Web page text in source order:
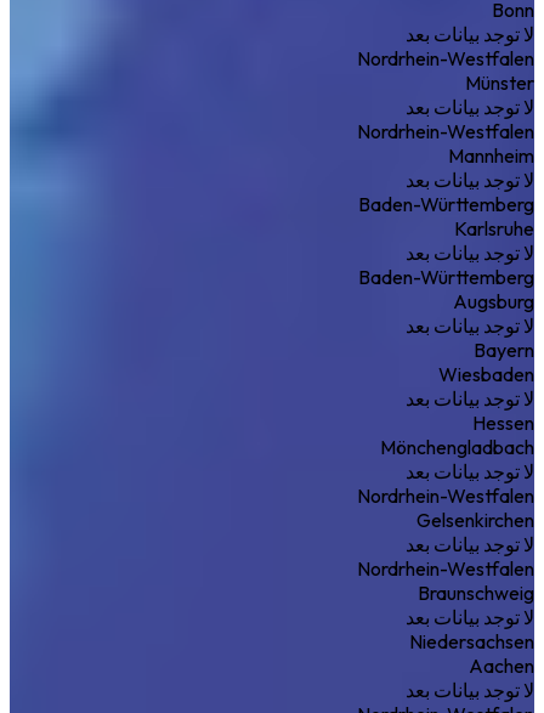
Bonn
لا توجد بيانات بعد
Nordrhein-Westfalen
Münster
لا توجد بيانات بعد
Nordrhein-Westfalen
Mannheim
لا توجد بيانات بعد
Baden-Württemberg
Karlsruhe
لا توجد بيانات بعد
Baden-Württemberg
Augsburg
لا توجد بيانات بعد
Bayern
Wiesbaden
لا توجد بيانات بعد
Hessen
Mönchengladbach
لا توجد بيانات بعد
Nordrhein-Westfalen
Gelsenkirchen
لا توجد بيانات بعد
Nordrhein-Westfalen
Braunschweig
لا توجد بيانات بعد
Niedersachsen
Aachen
لا توجد بيانات بعد